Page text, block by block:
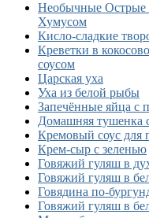
Необычные
Хумусом
Кисло-сладкие
Креветки в
соусом
Царская уха
Уха из белой рыбы
Запечённые яйца с
Домашняя тушенка
Кремовый соус для
Крем-сыр с зеленью
Говяжий гуляш в
Говяжий гуляш в
Говядина по-
Говяжий гуляш в